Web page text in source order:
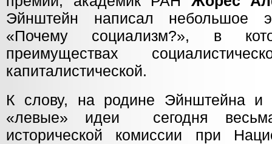
Эйнштейн написал небольшое
«Почему социализм?», в
преимуществах
капиталистической.
К слову, на родине Эйнштейна и
«левые» идеи сегодня
исторической комиссии при